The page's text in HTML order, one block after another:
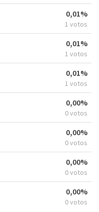
0,01%
1 votos
0,01%
1 votos
0,01%
1 votos
0,00%
0 votos
0,00%
0 votos
0,00%
0 votos
0,00%
0 votos